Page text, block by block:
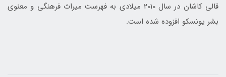
قالی کاشان در سال 2010 میلادی به فهرست میراث فرهنگی و معنوی
بشر یونسکو افزوده شده است.